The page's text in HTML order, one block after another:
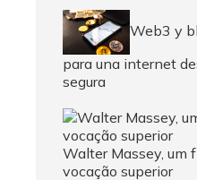
Web3 y
para una internet
segura
Walter Massey, um
vocação superior